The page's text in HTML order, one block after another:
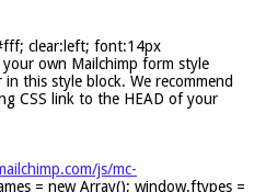
clear:left; font:14px
own Mailchimp form style
this style block. We recommend
CSS link to the HEAD of your
js/mc-
= new Array(); window.ftypes =